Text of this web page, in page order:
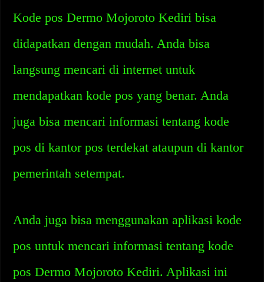
Kode pos Dermo Mojoroto Kediri bisa
didapatkan dengan mudah. Anda bisa
langsung mencari di internet untuk
mendapatkan kode pos yang benar. Anda
juga bisa mencari informasi tentang kode
pos di kantor pos terdekat ataupun di kantor
pemerintah setempat.
Anda juga bisa menggunakan aplikasi kode
pos untuk mencari informasi tentang kode
pos Dermo Mojoroto Kediri. Aplikasi ini